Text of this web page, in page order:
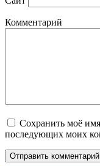
Комментарий
Сохранить моё
последующих моих